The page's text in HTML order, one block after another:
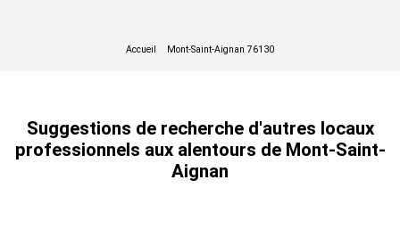
Suggestions de recherche d'autres locaux
professionnels aux alentours de Mont-Saint-
Aignan